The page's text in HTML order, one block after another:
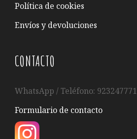
Política de cookies
Envíos y devoluciones
CONTACTO
WhatsApp / Teléfono: 923247771
Formulario de contacto